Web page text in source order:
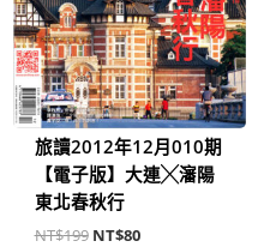
旅讀2012年12月010期
【電子版】大連╳瀋陽
東北春秋行
NT$199 NT$80